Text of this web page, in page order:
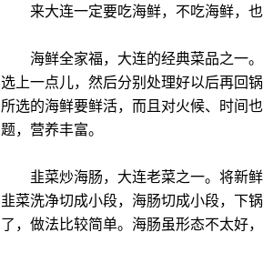
来大连一定要吃海鲜，不吃海鲜，也
海鲜全家福，大连的经典菜品之一。
选上一点儿，然后分别处理好以后再回
所选的海鲜要鲜活，而且对火候、时间
题，营养丰富。
韭菜炒海肠，大连老菜之一。将新鲜
韭菜洗净切成小段，海肠切成小段，下
了，做法比较简单。海肠虽形态不太好